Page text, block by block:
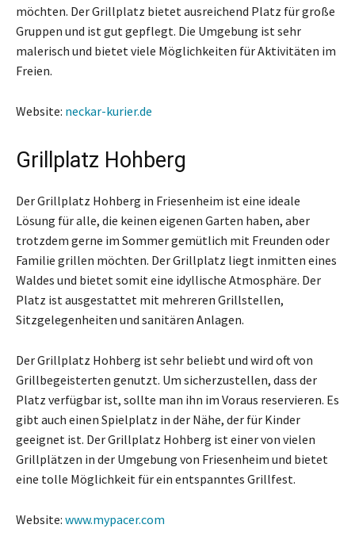
möchten. Der Grillplatz bietet ausreichend Platz für große
Gruppen und ist gut gepflegt. Die Umgebung ist sehr
malerisch und bietet viele Möglichkeiten für Aktivitäten im
Freien.
Website: neckar-kurier.de
Grillplatz Hohberg
Der Grillplatz Hohberg in Friesenheim ist eine ideale
Lösung für alle, die keinen eigenen Garten haben, aber
trotzdem gerne im Sommer gemütlich mit Freunden oder
Familie grillen möchten. Der Grillplatz liegt inmitten eines
Waldes und bietet somit eine idyllische Atmosphäre. Der
Platz ist ausgestattet mit mehreren Grillstellen,
Sitzgelegenheiten und sanitären Anlagen.
Der Grillplatz Hohberg ist sehr beliebt und wird oft von
Grillbegeisterten genutzt. Um sicherzustellen, dass der
Platz verfügbar ist, sollte man ihn im Voraus reservieren. Es
gibt auch einen Spielplatz in der Nähe, der für Kinder
geeignet ist. Der Grillplatz Hohberg ist einer von vielen
Grillplätzen in der Umgebung von Friesenheim und bietet
eine tolle Möglichkeit für ein entspanntes Grillfest.
Website: www.mypacer.com